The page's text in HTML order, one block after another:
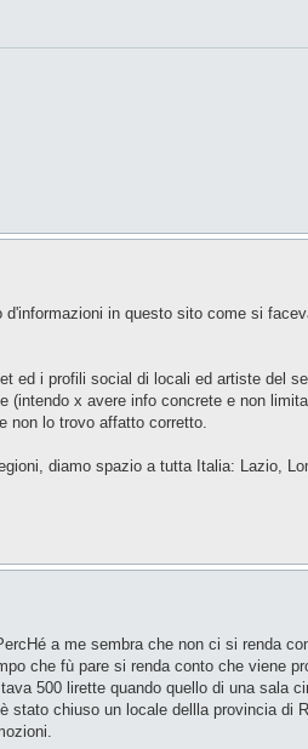
in questo sito come si
ed i profili social di locali ed artiste del
x avere info concrete e non
non lo trovo affatto corretto.
diamo spazio a tutta Italia: Lazio,
a me sembra che non ci si renda
che fù pare si renda conto che viene
500 lirette quando quello di una sala
stato chiuso un locale dellla provincia di